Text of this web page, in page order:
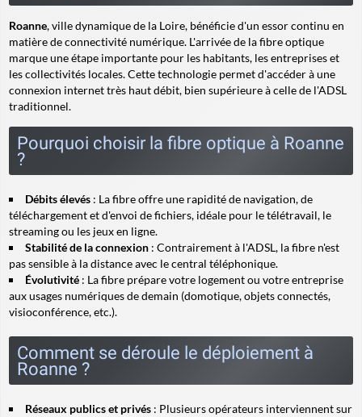
Roanne, ville dynamique de la Loire, bénéficie d'un essor continu en
matière de connectivité numérique. L'arrivée de la fibre optique
marque une étape importante pour les habitants, les entreprises et
les collectivités locales. Cette technologie permet d'accéder à une
connexion internet très haut débit, bien supérieure à celle de l'ADSL
traditionnel.
Pourquoi choisir la fibre optique à Roanne
?
Débits élevés : La fibre offre une rapidité de navigation, de
téléchargement et d'envoi de fichiers, idéale pour le télétravail, le
streaming ou les jeux en ligne.
Stabilité de la connexion : Contrairement à l'ADSL, la fibre n'est
pas sensible à la distance avec le central téléphonique.
Évolutivité : La fibre prépare votre logement ou votre entreprise
aux usages numériques de demain (domotique, objets connectés,
visioconférence, etc.).
Comment se déroule le déploiement à
Roanne ?
Réseaux publics et privés : Plusieurs opérateurs interviennent sur